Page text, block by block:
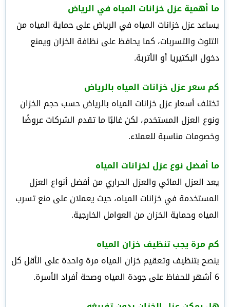
ما أهمية عزل خزانات المياه في الرياض
يساعد عزل خزانات المياه في الرياض على حماية المياه من
التلوث والتسربات، كما يحافظ على نظافة الخزان ويمنع
دخول البكتيريا أو الأتربة.
كم سعر عزل خزانات المياه بالرياض
تختلف أسعار عزل خزانات المياه بالرياض حسب حجم الخزان
ونوع العزل المستخدم، لكن غالبًا ما تقدم الشركات عروضًا
وخصومات مناسبة للعملاء.
ما أفضل نوع عزل لخزانات المياه
يعد العزل المائي والعزل الحراري من أفضل أنواع العزل
المستخدمة في خزانات المياه، حيث يعملان على منع تسرب
المياه وحماية الخزان من العوامل الخارجية.
كم مرة يجب تنظيف خزان المياه
ينصح بتنظيف وتعقيم خزان المياه مرة واحدة على الأقل كل
6 أشهر للحفاظ على جودة المياه وصحة أفراد الأسرة.